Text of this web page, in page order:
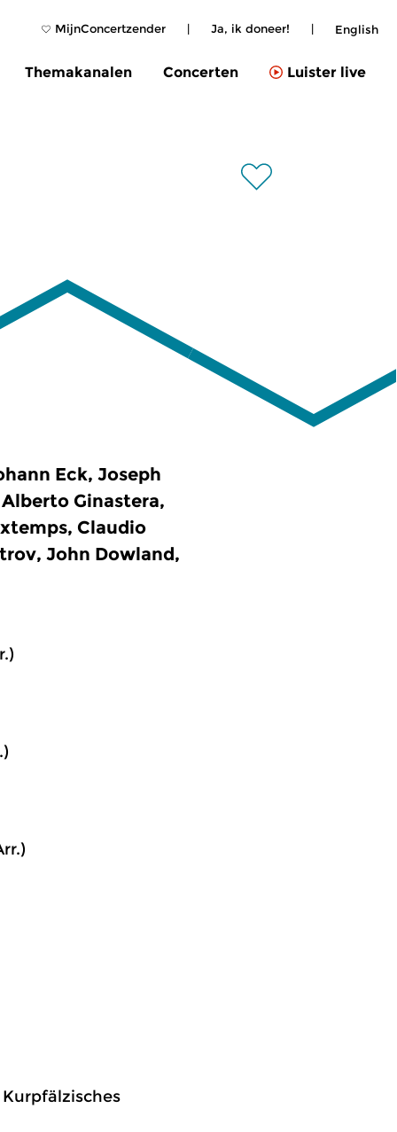
MijnConcertzender | Ja, ik doneer! | English
Themakanalen Concerten Luister live
Eck, Joseph
Ginastera,
Claudio
John Dowland,